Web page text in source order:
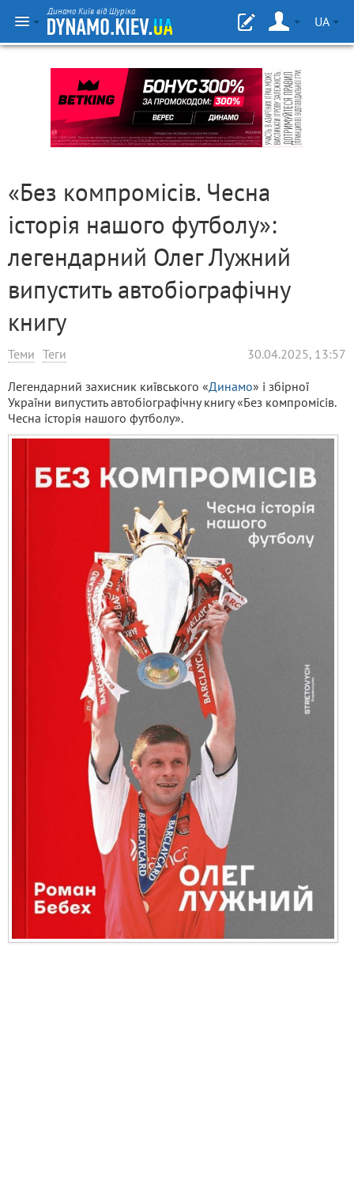
Динамо Київ від Шуріка
UA
«Без компромісів. Чесна
історія нашого футболу»:
легендарний Олег Лужний
випустить автобіографічну
книгу
Теми Теги 30.04.2025, 13:57
Легендарний захисник київського «Динамо» і збірної
України випустить автобіографічну книгу «Без компромісів.
Чесна історія нашого футболу».